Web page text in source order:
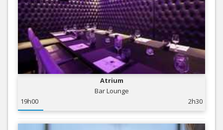
Atrium
Bar Lounge
19h00
2h30